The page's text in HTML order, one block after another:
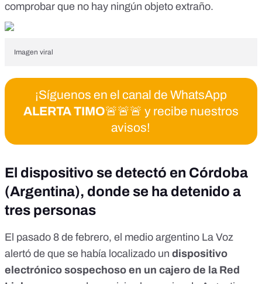
comprobar que no hay ningún objeto extraño.
Imagen viral
¡Síguenos en el canal de WhatsApp
ALERTA TIMO🚨🚨🚨 y recibe nuestros
avisos!
El dispositivo se detectó en Córdoba
(Argentina), donde se ha detenido a
tres personas
El pasado 8 de febrero, el medio argentino La Voz
alertó de que se había localizado un dispositivo
electrónico sospechoso en un cajero de la Red